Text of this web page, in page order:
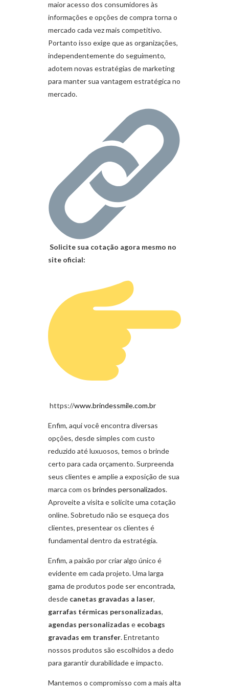
maior acesso dos consumidores às
informações e opções de compra torna o
mercado cada vez mais competitivo.
Portanto isso exige que as organizações,
independentemente do seguimento,
adotem novas estratégias de marketing
para manter sua vantagem estratégica no
mercado.
Solicite sua cotação agora mesmo no
site oficial:
https://www.brindessmile.com.br
Enfim, aqui você encontra diversas
opções, desde simples com custo
reduzido até luxuosos, temos o brinde
certo para cada orçamento. Surpreenda
seus clientes e amplie a exposição de sua
marca com os brindes personalizados.
Aproveite a visita e solicite uma cotação
online. Sobretudo não se esqueça dos
clientes, presentear os clientes é
fundamental dentro da estratégia.
Enfim, a paixão por criar algo único é
evidente em cada projeto. Uma larga
gama de produtos pode ser encontrada,
desde canetas gravadas a laser,
garrafas térmicas personalizadas,
agendas personalizadas e ecobags
gravadas em transfer. Entretanto
nossos produtos são escolhidos a dedo
para garantir durabilidade e impacto.
Mantemos o compromisso com a mais alta